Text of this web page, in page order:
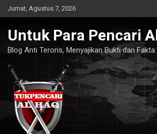
Skip
to
Jumat, Agustus 7, 2026
Untuk Para Pencari
Blog Anti Teroris, Menyajikan Bukti dan